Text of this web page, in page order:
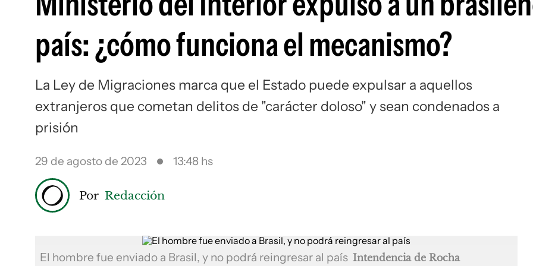
país: ¿cómo funciona el mecanismo?
La Ley de Migraciones marca que el Estado puede expulsar a aquellos
extranjeros que cometan delitos de "carácter doloso" y sean condenados a
prisión
29 de agosto de 2023 13:48 hs
Por Redacción
El hombre fue enviado a Brasil, y no podrá reingresar al país Intendencia de Rocha